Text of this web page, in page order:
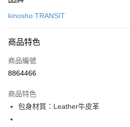
信用卡一次付款
LINE Pay
Apple Pay
全盈+PAY
ATM付款
kinosho TRANSIT
商品特色
商品編號
8864466
商品特色
包身材質：Leather牛皮革